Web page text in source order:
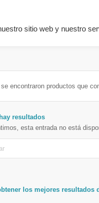
se encontraron productos que
resultados
esta entrada no está
los mejores resultados
sitio web y nuestro